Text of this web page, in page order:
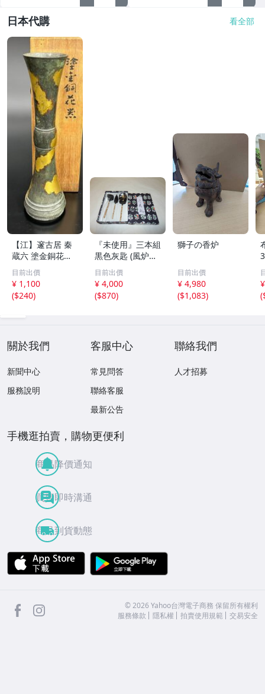
日本代購 看全部
【江】邃古居 秦
蔵六 塗金銅花器
直径約9cm×高さ
30cm 在銘 共箱
古美術品(華道具
花生花瓶花生飾
目前出價
¥ 1,100
($240)
『未使用』三本組
黒色灰匙 (風炉用)
化粧箱
目前出價
¥ 4,000
($870)
獅子の香炉
目前出價
¥ 4,980
($1,083)
(
關於我們
新聞中心
服務說明
客服中心
常見問答
聯絡客服
最新公告
聯絡我們
人才招募
手機逛拍賣，購物更便利
商品降價通知
買賣即時溝通
商品到貨動態
APP Store
facebook ©2026 Yahoo台灣電子商務 保留所有權利
服務條款
隱私權 拍賣使用規範 交易安全